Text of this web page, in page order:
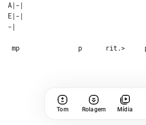
A|-|
E|-|
Tom Rolagem Mídia